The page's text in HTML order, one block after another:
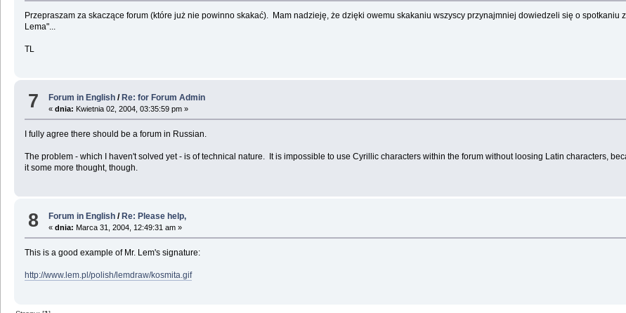
Przepraszam za skaczące forum (które już nie powinno skakać). Mam nadzieję, że dzięki owemu skakaniu wszyscy przynajmniej dowiedzeli się o spotkaniu
Lema"...
TL
7 Forum in English / Re: for Forum Admin
«dnia: Kwietnia 02, 2004, 03:35:59 pm »
I fully agree there should be a forum in Russian.
The problem - which I haven't solved yet - is of technical nature. It is impossible to use Cyrillic characters within the forum without loosing Latin characters,
it some more thought, though.
8 Forum in English / Re: Please help,
«dnia: Marca 31, 2004, 12:49:31 am »
This is a good example of Mr. Lem's signature:
http://www.lem.pl/polish/lemdraw/kosmita.gif